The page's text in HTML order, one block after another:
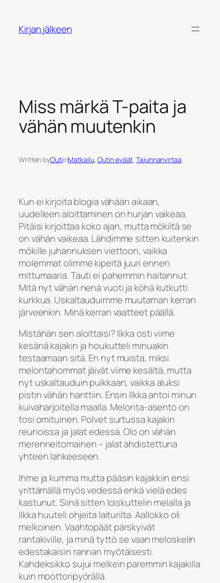
Kirjan jälkeen
Miss märkä T-paita ja
vähän muutenkin
Written byOutiinMatkailu, Outin eväät, Tajunnanvirtaa
Kun ei kirjoita blogia vähään aikaan,
uudelleen aloittaminen on hurjan vaikeaa.
Pitäisi kirjoittaa koko ajan, mutta mökiltä se
on vähän vaikeaa. Lähdimme sitten kuitenkin
mökille juhannuksen viettoon, vaikka
molemmat olimme kipeitä juuri ennen
mittumaaria. Tauti ei pahemmin haitannut.
Mitä nyt vähän nenä vuoti ja köhä kutkutti
kurkkua. Uskaltauduimme muutaman kerran
järveenkin. Minä kerran vaatteet päällä.
Mistähän sen aloittaisi? Ilkka osti viime
kesänä kajakin ja houkutteli minuakin
testaamaan sitä. En nyt muista, miksi
melontahommat jäivät viime kesältä, mutta
nyt uskaltauduin pulkkaan, vaikka aluksi
pistin vähän hanttiin. Ensin Ilkka antoi minun
kuivaharjoitella maalla. Melonta-asento on
tosi omituinen. Polvet surtussa kajakin
reunoissa ja jalat edessä. Olo on vähän
merenneitomainen – jalat ahdistettuna
yhteen lahkeeseen.
Ihme ja kumma mutta pääsin kajakkiin ensi
yrittämällä myös vedessä enkä vielä edes
kastunut. Siinä sitten loiskuttelin melalla ja
Ilkka huuteli ohjeita laiturilta. Aallokko oli
melkoinen. Vaahtopäät pärskyivät
rantakiville, ja minä tyttö se vaan meloskelin
edestakaisin rannan myötäisesti.
Kahdeksikko sujui melkein paremmin kajakilla
kuin moottoripyörällä.